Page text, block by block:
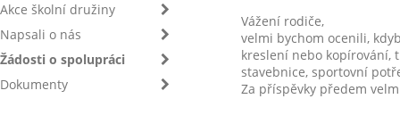
Akce školní družiny
Napsali o nás
Žádosti o spolupráci
Dokumenty
Vážení rodiče,
velmi bychom ocenili,
kreslení nebo kopírování,
stavebnice, sportovní
Za příspěvky předem